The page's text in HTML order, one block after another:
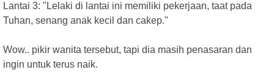
Lantai 3: "Lelaki di lantai ini memiliki pekerjaan, taat pada
Tuhan, senang anak kecil dan cakep."
Wow.. pikir wanita tersebut, tapi dia masih penasaran dan
ingin untuk terus naik.